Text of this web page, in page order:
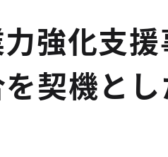
強化支援
契機と